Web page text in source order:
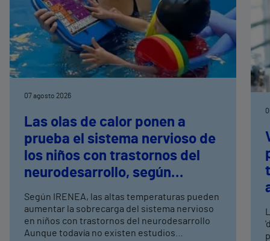
07 agosto 2026
Las olas de calor ponen a
prueba el sistema nervioso de
los niños con trastornos del
neurodesarrollo, según
expertos en
neurorrehabilitación
pediátrica de Vithas
Según IRENEA, las altas temperaturas pueden
aumentar la sobrecarga del sistema nervioso
en niños con trastornos del neurodesarrollo
Aunque todavía no existen estudios